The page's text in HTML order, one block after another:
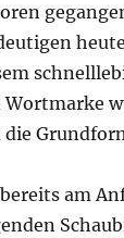
Wortmarke
die
am